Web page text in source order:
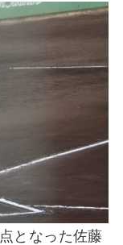
となった佐藤